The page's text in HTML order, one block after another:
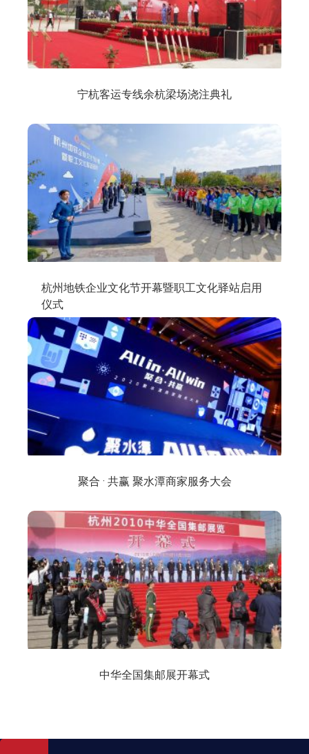
宁杭客运专线余杭梁场浇注典礼
杭州地铁企业文化节开幕暨职工文化驿站启用
仪式
聚合 · 共赢 聚水潭商家服务大会
中华全国集邮展开幕式